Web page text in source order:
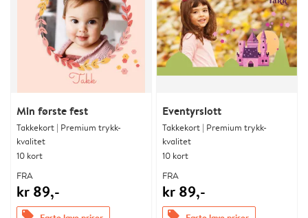
Min første fest
Takkekort | Premium trykk-
kvalitet
10 kort
FRA
kr 89,-
offers
Eventyrslott
Takkekort | Premium trykk-
kvalitet
10 kort
FRA
kr 89,-
offers